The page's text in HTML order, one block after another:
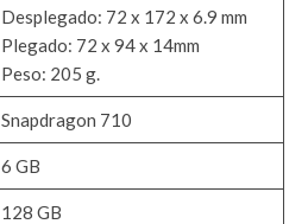
Desplegado: 72 x 172 x 6.9 mm
Plegado: 72 x 94 x 14mm
Peso: 205 g.
Snapdragon 710
6 GB
128 GB